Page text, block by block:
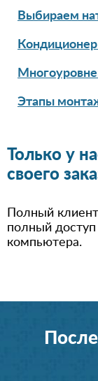
Выбираем
Этапы
Только у
своего
Полный
полный
компьютера.